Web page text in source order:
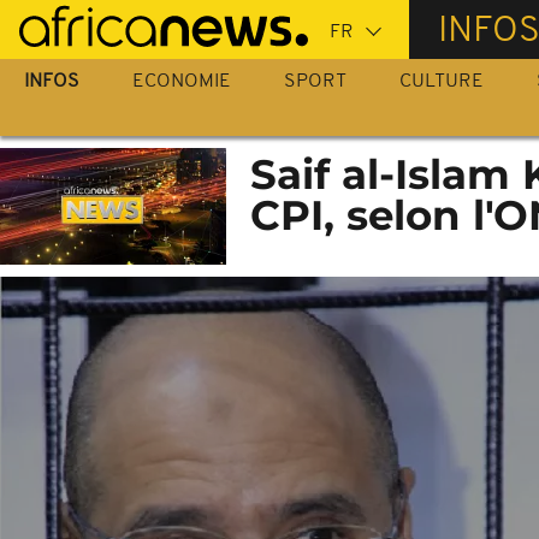
Passer
au
contenu
INFOS
INFOS ECONOMIE SPORT CULTURE
Saif al-Islam
CPI, selon